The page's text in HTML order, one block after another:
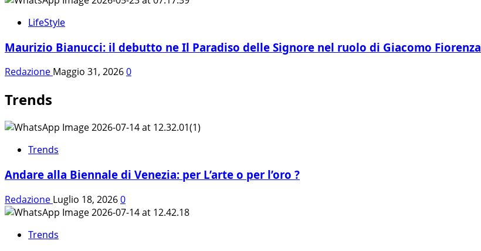
LifeStyle
Maurizio Bianucci: il debutto ne Il Paradiso delle Signore nel ruolo di Giacomo Fiorenza
Redazione Maggio 31, 20260
Trends
Trends
Andare alla Biennale di Venezia: per L’arte o per l’oro ?
Redazione Luglio 18, 20260
Trends